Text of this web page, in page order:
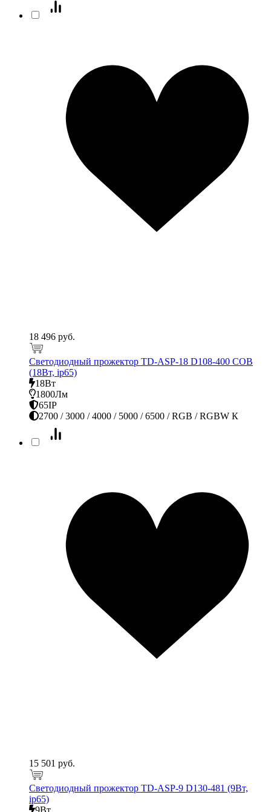
18 496 руб.
Светодиодный прожектор TD-ASP-18 D108-400 COB
(18Вт, ip65)
18Вт
1800Лм
65IP
2700 / 3000 / 4000 / 5000 / 6500 / RGB / RGBW К
15 501 руб.
Светодиодный прожектор TD-ASP-9 D130-481 (9Вт,
ip65)
9Вт